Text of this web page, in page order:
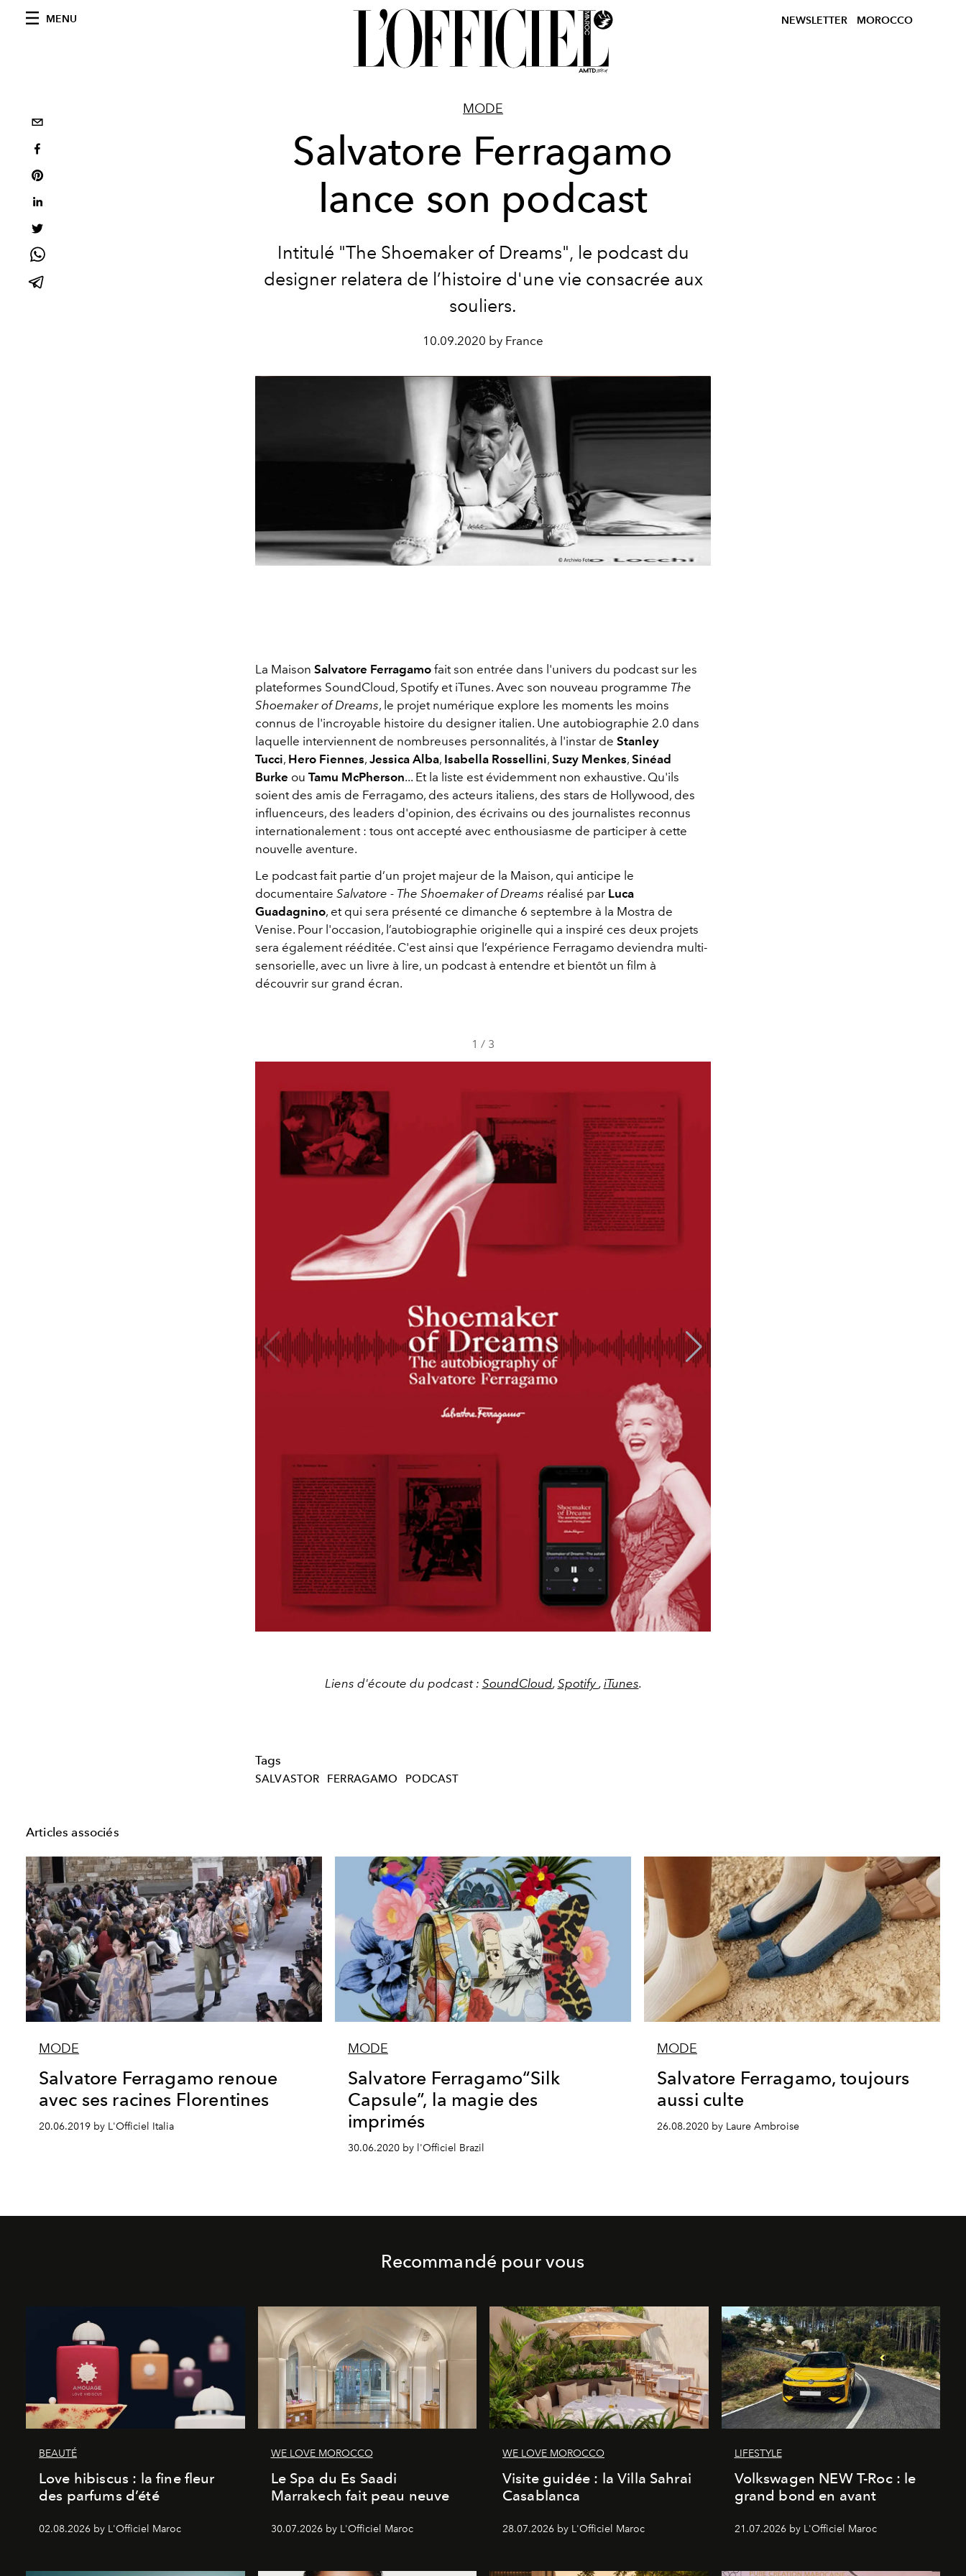
MENU NEWSLETTER MOROCCO
MODE
Salvatore Ferragamo
lance son podcast
Intitulé "The Shoemaker of Dreams", le podcast du
designer relatera de l’histoire d'une vie consacrée aux
souliers.
10.09.2020 by France
La Maison Salvatore Ferragamo fait son entrée dans l'univers du podcast sur les
plateformes SoundCloud, Spotify et iTunes. Avec son nouveau programme The
Shoemaker of Dreams, le projet numérique explore les moments les moins
connus de l'incroyable histoire du designer italien. Une autobiographie 2.0 dans
laquelle interviennent de nombreuses personnalités, à l'instar de Stanley
Tucci, Hero Fiennes, Jessica Alba, Isabella Rossellini, Suzy Menkes, Sinéad
Burke ou Tamu McPherson... Et la liste est évidemment non exhaustive. Qu'ils
soient des amis de Ferragamo, des acteurs italiens, des stars de Hollywood, des
influenceurs, des leaders d'opinion, des écrivains ou des journalistes reconnus
internationalement : tous ont accepté avec enthousiasme de participer à cette
nouvelle aventure.
Le podcast fait partie d’un projet majeur de la Maison, qui anticipe le
documentaire Salvatore - The Shoemaker of Dreams réalisé par Luca
Guadagnino, et qui sera présenté ce dimanche 6 septembre à la Mostra de
Venise. Pour l'occasion, l’autobiographie originelle qui a inspiré ces deux projets
sera également rééditée. C'est ainsi que l’expérience Ferragamo deviendra multi-
sensorielle, avec un livre à lire, un podcast à entendre et bientôt un film à
découvrir sur grand écran.
1 / 3
Liens d'écoute du podcast : SoundCloud, Spotify, iTunes.
Tags
SALVASTOR FERRAGAMO PODCAST
Articles associés
MODE
Salvatore Ferragamo renoue
avec ses racines Florentines
20.06.2019 by L'Officiel Italia
MODE
Salvatore Ferragamo“Silk
Capsule”, la magie des
imprimés
30.06.2020 by l'Officiel Brazil
MODE
Salvatore Ferragamo, toujours
aussi culte
26.08.2020 by Laure Ambroise
Recommandé pour vous
BEAUTÉ
Love hibiscus : la fine fleur
des parfums d’été
02.08.2026 by L'Officiel Maroc
WE LOVE MOROCCO
Le Spa du Es Saadi
Marrakech fait peau neuve
30.07.2026 by L'Officiel Maroc
WE LOVE MOROCCO
Visite guidée : la Villa Sahrai
Casablanca
28.07.2026 by L'Officiel Maroc
LIFESTYLE
Volkswagen NEW T-Roc : le
grand bond en avant
21.07.2026 by L'Officiel Maroc